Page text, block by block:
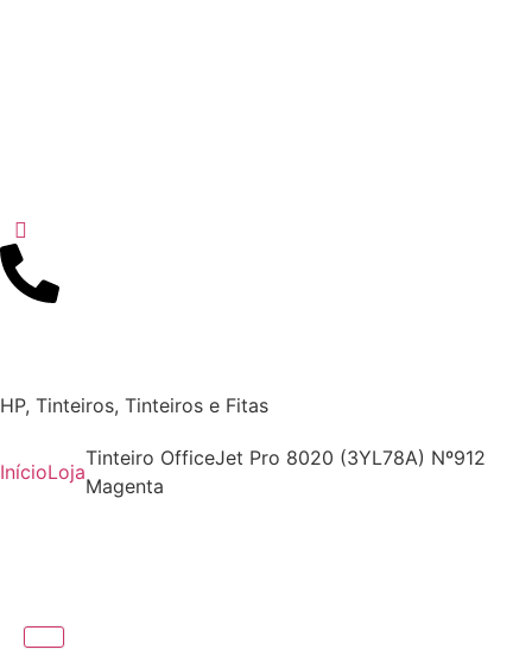
HP, Tinteiros, Tinteiros e Fitas
InícioLoja
Tinteiro OfficeJet Pro 8020 (3YL78A) Nº912
Magenta